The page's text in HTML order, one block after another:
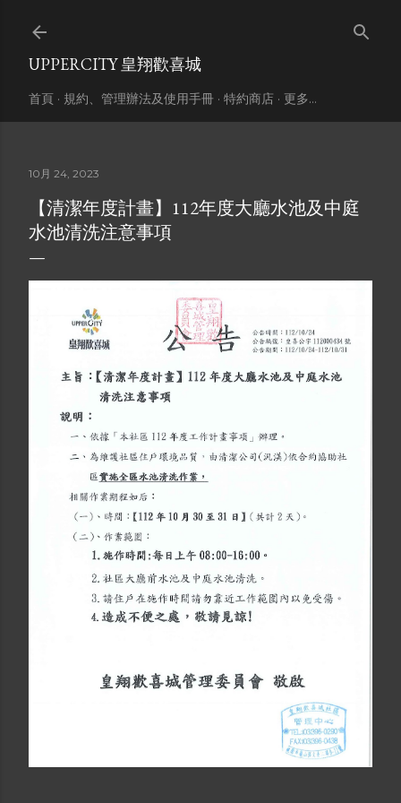
UPPERCITY 皇翔歡喜城
首頁 規約、管理辦法及使用手冊 特約商店 更多…
10月 24, 2023
【清潔年度計畫】112年度大廳水池及中庭
水池清洗注意事項